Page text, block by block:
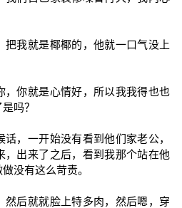
把我就是椰椰的，他就一口气没上
，你就是心情好，所以我我得也也
吗？
，一开始没有看到他们家老公，
，出来了之后，看到我那个站在他
没有这么苛责。
然后就就脸上特多肉，然后嗯，穿